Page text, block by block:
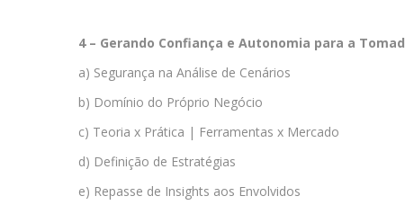
4 – Gerando Confiança e Autonomia para a
a) Segurança na Análise de Cenários
b) Domínio do Próprio Negócio
c) Teoria x Prática | Ferramentas x Mercado
d) Definição de Estratégias
e) Repasse de Insights aos Envolvidos